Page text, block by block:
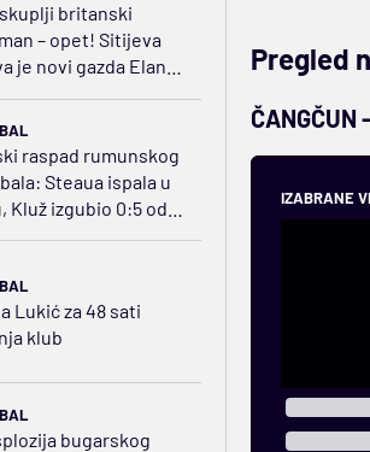
britanski
– opet! Sitijeva
je novi gazda Eland
raspad rumunskog
Steaua ispala u
Kluž izgubio 0:5 od
Lukić za 48 sati
klub
bugarskog
Pregled
ČANGČUN
IZABRANE